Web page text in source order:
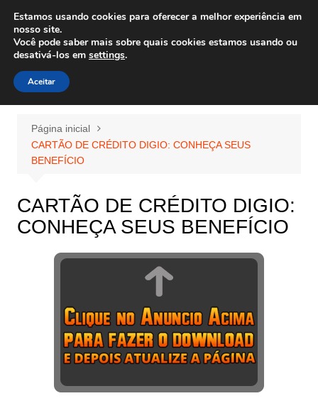
para
conteúdo
Wiley Wales
corais algas e vida marinha
Página inicial
CARTÃO DE CRÉDITO DIGIO: CONHEÇA SEUS
BENEFÍCIO
CARTÃO DE CRÉDITO DIGIO:
CONHEÇA SEUS BENEFÍCIO
Estamos usando cookies para oferecer a melhor experiência em
nosso site.
Você pode saber mais sobre quais cookies estamos usando ou
desativá-los em settings.
Aceitar